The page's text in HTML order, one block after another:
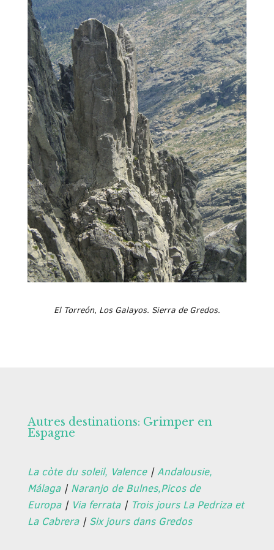
El Torreón, Los Galayos. Sierra de Gredos.
Autres destinations: Grimper en
Espagne
La còte du soleil, Valence| Andalousie,
Málaga| Naranjo de Bulnes,Picos de
Europa| Via ferrata | Trois jours La Pedriza et
La Cabrera| Six jours dans Gredos